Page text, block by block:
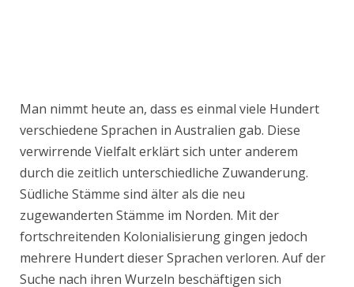
Man nimmt heute an, dass es einmal viele Hundert
verschiedene Sprachen in Australien gab. Diese
verwirrende Vielfalt erklärt sich unter anderem
durch die zeitlich unterschiedliche Zuwanderung.
Südliche Stämme sind älter als die neu
zugewanderten Stämme im Norden. Mit der
fortschreitenden Kolonialisierung gingen jedoch
mehrere Hundert dieser Sprachen verloren. Auf der
Suche nach ihren Wurzeln beschäftigen sich